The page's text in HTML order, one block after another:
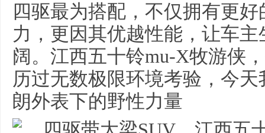
四驱最为搭配，不仅拥有更
力，更因其优越性能，让车
阔。江西五十铃mu-X牧游侠
历过无数极限环境考验，今
朗外表下的野性力量